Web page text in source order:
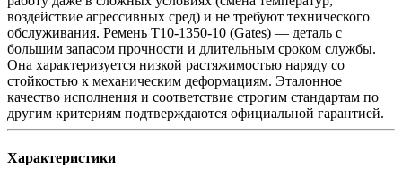
воздействие агрессивных сред) и не требуют технического
обслуживания. Ремень T10-1350-10 (Gates) — деталь с
большим запасом прочности и длительным сроком службы.
Она характеризуется низкой растяжимостью наряду со
стойкостью к механическим деформациям. Эталонное
качество исполнения и соответствие строгим стандартам по
другим критериям подтверждаются официальной гарантией.
Характеристики